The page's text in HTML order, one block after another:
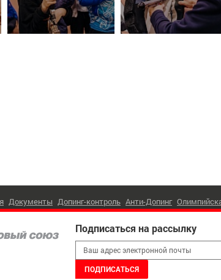
Документы Допинг-контроль Анти-Допинг
, Лужнецкая наб, д. 8
shooting@shooting-russia.ru
Союз России
Подписаться на рассылку